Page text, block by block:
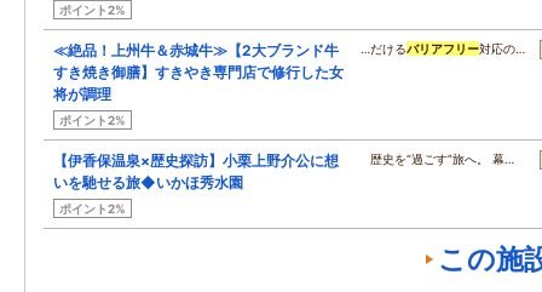
ポイント2%
≪絶品！上州牛＆赤城牛≫【2大ブランド牛
すき焼き御膳】すきやき専門店で修行した女
将が調理
ポイント2%
…だけるバリアフリー対応の…
【伊香保温泉×歴史探訪】小栗上野介公に想
いを馳せる旅◆いかほ秀水園
ポイント2%
歴史を“過ごす”旅へ。 幕…
この施